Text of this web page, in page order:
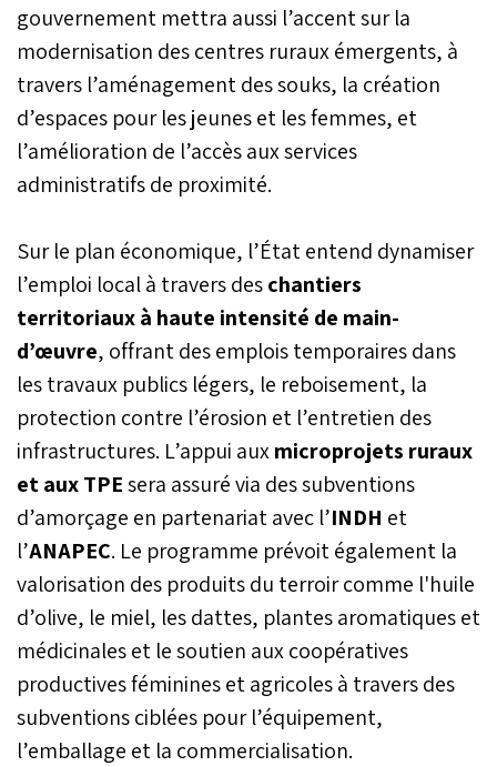
gouvernement mettra aussi l’accent sur la
modernisation des centres ruraux émergents, à
travers l’aménagement des souks, la création
d’espaces pour les jeunes et les femmes, et
l’amélioration de l’accès aux services
administratifs de proximité.
Sur le plan économique, l’État entend dynamiser
l’emploi local à travers deschantiers
territoriaux à haute intensité de main-
d’œuvre, offrant des emplois temporaires dans
les travaux publics légers, le reboisement, la
protection contre l’érosion et l’entretien des
infrastructures. L’appui auxmicroprojets ruraux
et aux TPEsera assuré via des subventions
d’amorçage en partenariat avec l’INDH et
l’ANAPEC. Le programme prévoit également la
valorisation des produits du terroir comme l'huile
d’olive, le miel, les dattes, plantes aromatiques et
médicinales et le soutien aux coopératives
productives féminines et agricoles à travers des
subventions ciblées pour l’équipement,
l’emballage et la commercialisation.